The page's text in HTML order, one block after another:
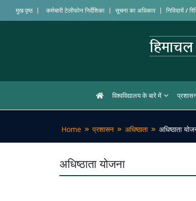
मुख पृष्ठ कर्मचारी टेलीफोन निर्देशिका सूचना का अधिकार निविदायें /
विश्वविद्यालय के बारे में
Home प्रशासन अधिष्ठाता अधिष्ठाता
अधिष्ठाता योजना